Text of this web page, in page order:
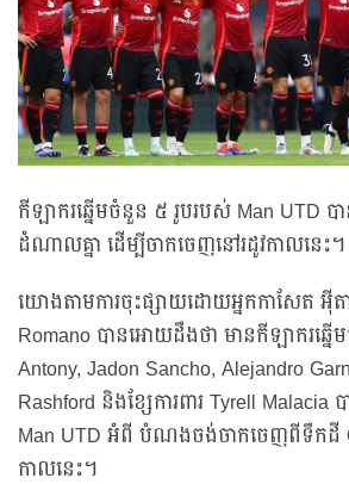
កីឡាករឆ្នើមចំនួន ៥ រូបរបស់ Man UTD ប
ដំណាលគ្នា ដើម្បីចាកចេញនៅរដូវកាលនេះ។
យោងតាមការចុះផ្សាយដោយអ្នកកាសែត
Romano បានអោយដឹងថា មានកីឡាករឆ្ន
Antony, Jadon Sancho, Alejandro
Rashford និងខ្សែការពារ Tyrell
Man UTD អំពី បំណងចង់ចាកចេញពីទឹកដី
កាលនេះ។